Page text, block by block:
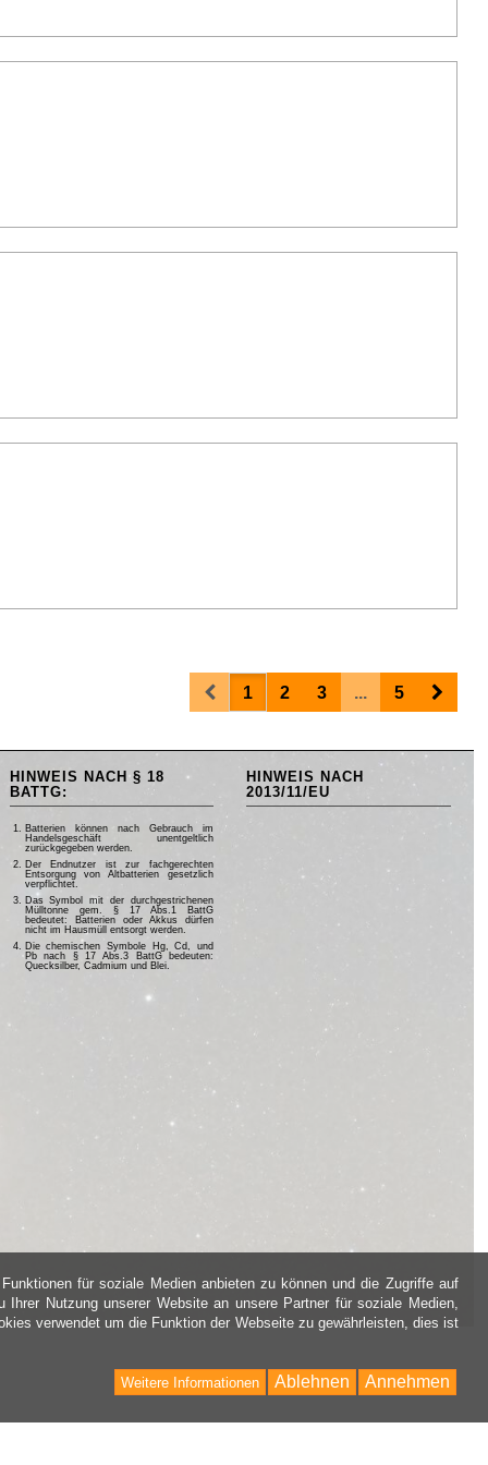
Prev1 2 3 ... 5 Next
HINWEIS NACH § 18
BATTG:
Batterien können nach Gebrauch im
Handelsgeschäft unentgeltlich
zurückgegeben werden.
Der Endnutzer ist zur fachgerechten
Entsorgung von Altbatterien gesetzlich
verpflichtet.
Das Symbol mit der durchgestrichenen
Mülltonne gem. § 17 Abs.1 BattG
bedeutet: Batterien oder Akkus dürfen
nicht im Hausmüll entsorgt werden.
Die chemischen Symbole Hg, Cd, und
Pb nach § 17 Abs.3 BattG bedeuten:
Quecksilber, Cadmium und Blei.
HINWEIS NACH
2013/11/EU
für soziale Medien anbieten zu können und die Zugriffe auf
Nutzung unserer Website an unsere Partner für soziale Medien,
verwendet um die Funktion der Webseite zu gewährleisten, dies ist
Annehmen
Ablehnen
Weitere Informationen